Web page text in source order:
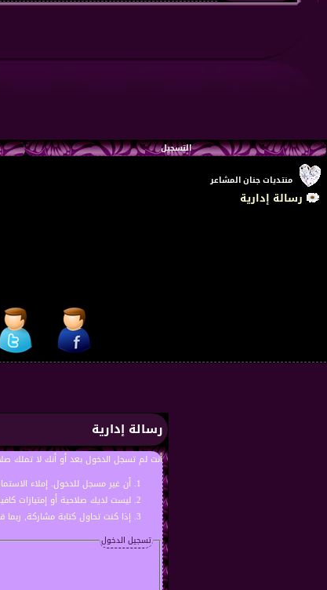
التسجيل
منتديات جنان المشاعر
رسالة إدارية
رسالة إدارية
أنت لم تسجل الدخول بعد أو أنك لا تملك
أن غير مسجل للدخول. إملاء
ليست لديك صلاحية أو إمتيازات
إذا كنت تحاول كتابة مشاركة,
تسجيل الدخول